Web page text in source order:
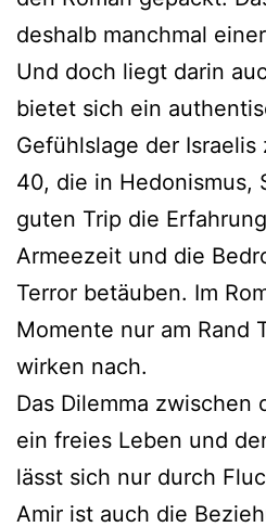
deshalb manchmal
Und doch liegt darin
bietet sich ein
Gefühlslage der
40, die in Hedonismus,
guten Trip die
Armeezeit und die
Terror betäuben. Im
Momente nur am Rand
wirken nach.
Das Dilemma zwischen
ein freies Leben und
lässt sich nur durch
Amir ist auch die